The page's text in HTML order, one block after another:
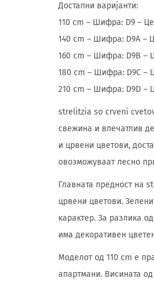
Достапни варијанти:
110 cm – Шифра: D9 –
140 cm – Шифра: D9A –
160 cm – Шифра: D9B –
180 cm – Шифра: D9C –
210 cm – Шифра: D9D –
strelitzia so crveni
свежина и впечатлив
и црвени цветови,
овозможуваат лесно
Главната предност на
црвени цветови.
карактер. За разлика
има декоративен
Моделот од 110 cm е
апартмани. Висината